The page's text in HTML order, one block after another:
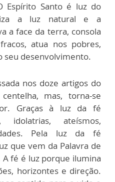
Espírito Santo é luz do
a luz natural e a
a face da terra, consola
atua nos pobres,
seu desenvolvimento.
nos doze artigos do
mas, torna-se
Graças à luz da fé
idolatrias, ateísmos,
Pela luz da fé
que vem da Palavra de
A fé é luz porque ilumina
horizontes e direção.